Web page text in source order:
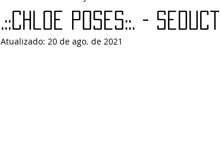
TATTOO
.::Chloe Poses::. -
Atualizado: 20 de ago. de 2021